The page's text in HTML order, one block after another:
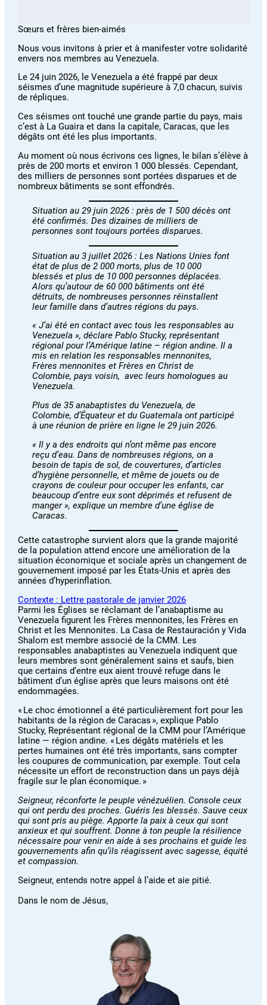
Sœurs et frères bien-aimés
Nous vous invitons à prier et à manifester votre solidarité
envers nos membres au Venezuela.
Le 24 juin 2026, le Venezuela a été frappé par deux
séismes d’une magnitude supérieure à 7,0 chacun, suivis
de répliques.
Ces séismes ont touché une grande partie du pays, mais
c’est à La Guaira et dans la capitale, Caracas, que les
dégâts ont été les plus importants.
Au moment où nous écrivons ces lignes, le bilan s’élève à
près de 200 morts et environ 1 000 blessés. Cependant,
des milliers de personnes sont portées disparues et de
nombreux bâtiments se sont effondrés.
Situation au 29 juin 2026 : près de 1 500 décès ont
été confirmés. Des dizaines de milliers de
personnes sont toujours portées disparues.
Situation au 3 juillet 2026 : Les Nations Unies font
état de plus de 2 000 morts, plus de 10 000
blessés et plus de 10 000 personnes déplacées.
Alors qu’autour de 60 000 bâtiments ont été
détruits, de nombreuses personnes réinstallent
leur famille dans d’autres régions du pays.
« J’ai été en contact avec tous les responsables au
Venezuela », déclare Pablo Stucky, représentant
régional pour l’Amérique latine – région andine. Il a
mis en relation les responsables mennonites,
Frères mennonites et Frères en Christ de
Colombie, pays voisin, avec leurs homologues au
Venezuela.
Plus de 35 anabaptistes du Venezuela, de
Colombie, d’Équateur et du Guatemala ont participé
à une réunion de prière en ligne le 29 juin 2026.
« Il y a des endroits qui n’ont même pas encore
reçu d’eau. Dans de nombreuses régions, on a
besoin de tapis de sol, de couvertures, d’articles
d’hygiène personnelle, et même de jouets ou de
crayons de couleur pour occuper les enfants, car
beaucoup d’entre eux sont déprimés et refusent de
manger », explique un membre d’une église de
Caracas.
Cette catastrophe survient alors que la grande majorité
de la population attend encore une amélioration de la
situation économique et sociale après un changement de
gouvernement imposé par les États-Unis et après des
années d’hyperinflation.
Contexte : Lettre pastorale de janvier 2026
Parmi les Églises se réclamant de l’anabaptisme au
Venezuela figurent les Frères mennonites, les Frères en
Christ et les Mennonites. La Casa de Restauración y Vida
Shalom est membre associé de la CMM. Les
responsables anabaptistes au Venezuela indiquent que
leurs membres sont généralement sains et saufs, bien
que certains d’entre eux aient trouvé refuge dans le
bâtiment d’un église après que leurs maisons ont été
endommagées.
« Le choc émotionnel a été particulièrement fort pour les
habitants de la région de Caracas », explique Pablo
Stucky, Représentant régional de la CMM pour l’Amérique
latine — région andine. « Les dégâts matériels et les
pertes humaines ont été très importants, sans compter
les coupures de communication, par exemple. Tout cela
nécessite un effort de reconstruction dans un pays déjà
fragile sur le plan économique. »
Seigneur, réconforte le peuple vénézuélien. Console ceux
qui ont perdu des proches. Guéris les blessés. Sauve ceux
qui sont pris au piège. Apporte la paix à ceux qui sont
anxieux et qui souffrent.Donne à ton peuple la résilience
nécessaire pour venir en aide à ses prochains et guide les
gouvernements afin qu’ils réagissent avec sagesse, équité
et compassion.
Seigneur, entends notre appel à l’aide et aie pitié.
Dans le nom de Jésus,